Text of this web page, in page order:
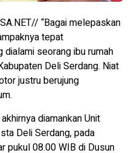
“Bagai melepaskan
tepat
seorang ibu rumah
Deli Serdang. Niat
justru berujung
diamankan Unit
Deli Serdang, pada
08.00 WIB di Dusun